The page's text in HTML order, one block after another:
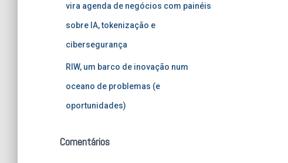
vira agenda de negócios com painéis
sobre IA, tokenização e
cibersegurança
RIW, um barco de inovação num
oceano de problemas (e
oportunidades)
Comentários